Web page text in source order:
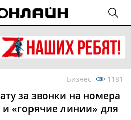
Бизнес 1181
за звонки на номера
«горячие линии» для